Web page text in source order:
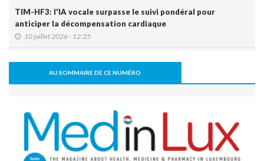
TIM-HF3: l'IA vocale surpasse le suivi pondéral pour
anticiper la décompensation cardiaque
10 juillet 2026 - 12:25
européen des données de santé (EEDS).
08 juillet 2026 - 11:18
risque de PTH
07 juillet 2026 - 09:47
Activité physique: bénéfice pour l’os, mais pas
AU SOMMAIRE DE CE NUMÉRO